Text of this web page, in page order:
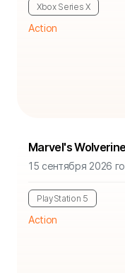
Xbox Series X
Action
Marvel's Wolverine
15 сентября 2026
PlayStation 5
Action